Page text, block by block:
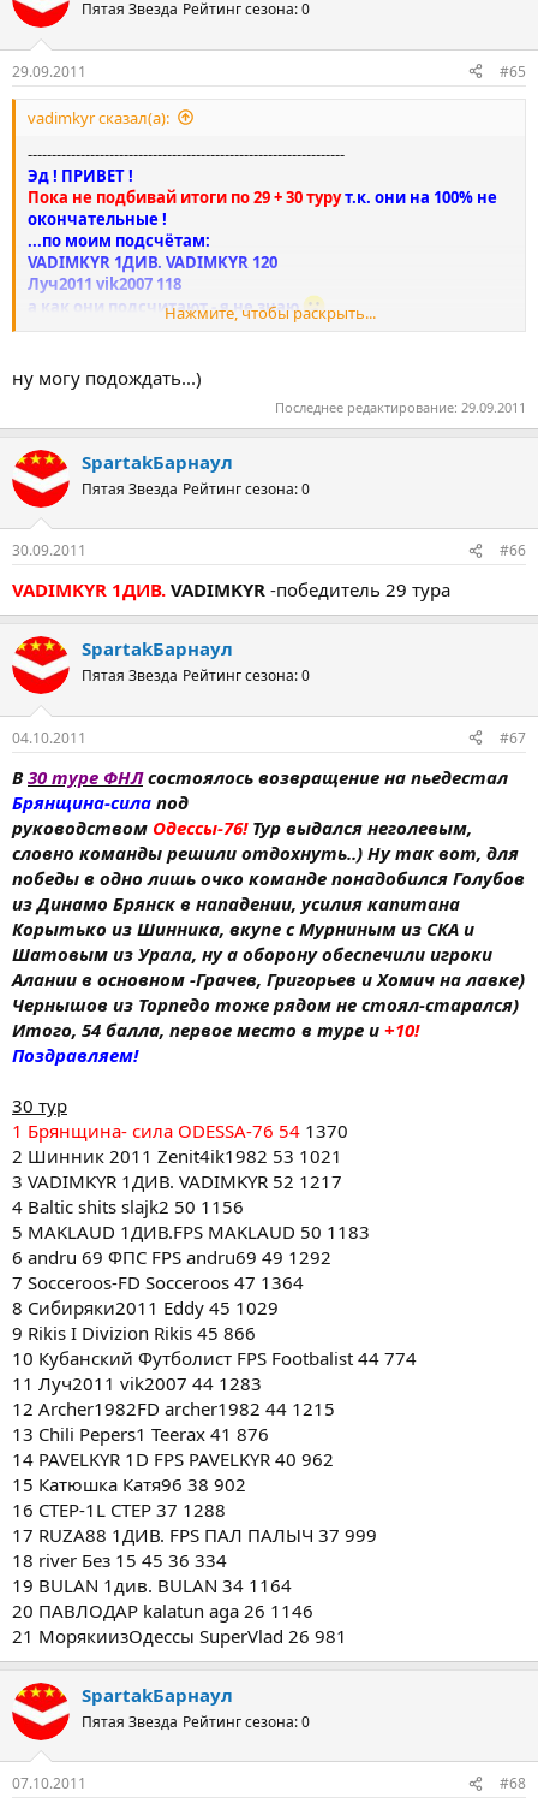
10 Archer1982FD archer1982 76 1171
11 Socceroos-FD Socceroos 73 1317
12 МорякиизОдессы SuperVlad 72 955
13 andru 69 ФПС FPS andru69 64 1243
14 ПАВЛОДАР kalatun aga 59 1120
15 Катюшка Катя96 59 864
17 Chili Pepers1 Teerax 51 835
18 river Без 15 45 49 298
19 Rikis I Divizion Rikis 48 821
20 Шинник 2011 Zenit4ik1982 43 968
21 Baltic shits slajk2 41 1106
и
Пятая Звезда Рейтинг сезона: 0
29.09.2011 #65
vadimkyr сказал(а):
------------------------------------------------------------------
Эд ! ПРИВЕТ !
Пока не подбивай итоги по 29 + 30 турут.к. они на 100% не
окончательные !
...по моим подсчётам:
VADIMKYR 1ДИВ. VADIMKYR 120
Луч2011 vik2007 118
а как они подсчитают - я не знаю
не торопись:sbeer:
Нажмите, чтобы раскрыть...
ну могу подождать...)
Последнее редактирование: 29.09.2011
SpartakБарнаул
Пятая Звезда Рейтинг сезона: 0
30.09.2011 #66
VADIMKYR 1ДИВ. VADIMKYR -победитель 29 тура
SpartakБарнаул
Пятая Звезда Рейтинг сезона: 0
04.10.2011 #67
В30 туре ФНЛсостоялось возвращение на пьедестал
Брянщина-сила под
руководством Одессы-76!Тур выдался неголевым,
словно команды решили отдохнуть..) Ну так вот, для
победы в одно лишь очко команде понадобился Голубов
из Динамо Брянск в нападении, усилия капитана
Корытько из Шинника, вкупе с Мурниным из СКА и
Шатовым из Урала, ну а оборону обеспечили игроки
Алании в основном -Грачев, Григорьев и Хомич на лавке)
Чернышов из Торпедо тоже рядом не стоял-старался)
Итого, 54 балла, первое место в туре и +10!
Поздравляем!
30 тур
1 Брянщина- сила ODESSA-76 54 1370
2 Шинник 2011 Zenit4ik1982 53 1021
3 VADIMKYR 1ДИВ. VADIMKYR 52 1217
4 Baltic shits slajk2 50 1156
5 MAKLAUD 1ДИВ.FPS MAKLAUD 50 1183
6 andru 69 ФПС FPS andru69 49 1292
7 Socceroos-FD Socceroos 47 1364
8 Сибиряки2011 Eddy 45 1029
9 Rikis I Divizion Rikis 45 866
10 Кубанский Футболист FPS Footbalist 44 774
11 Луч2011 vik2007 44 1283
12 Archer1982FD archer1982 44 1215
13 Chili Pepers1 Teerax 41 876
14 PAVELKYR 1D FPS PAVELKYR 40 962
15 Катюшка Катя96 38 902
16 CTEP-1L CTEP 37 1288
17 RUZA88 1ДИВ. FPS ПАЛ ПАЛЫЧ 37 999
18 river Без 15 45 36 334
19 BULAN 1див. BULAN 34 1164
20 ПАВЛОДАР kalatun aga 26 1146
21 МорякиизОдессы SuperVlad 26 981
SpartakБарнаул
Пятая Звезда Рейтинг сезона: 0
07.10.2011 #68